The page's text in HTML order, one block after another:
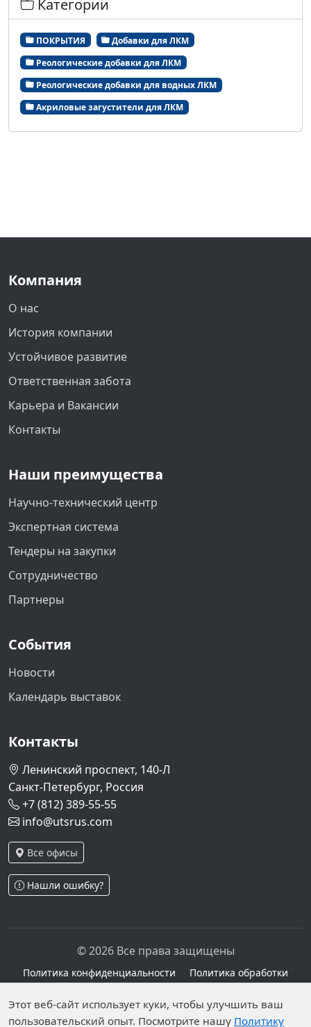
Категории
ПОКРЫТИЯ
Добавки для ЛКМ
Реологические добавки для ЛКМ
Реологические добавки для водных ЛКМ
Акриловые загустители для ЛКМ
Компания
О нас
История компании
Устойчивое развитие
Ответственная забота
Карьера и Вакансии
Контакты
Наши преимущества
Научно-технический центр
Экспертная система
Тендеры на закупки
Сотрудничество
Партнеры
События
Новости
Календарь выставок
Контакты
Ленинский проспект, 140-Л
Санкт-Петербург, Россия
+7 (812) 389-55-55
info@utsrus.com
Все офисы
Нашли ошибку?
© 2026 Все права защищены
Политика конфиденциальности
Политика обработки
персональных данных
Персональные данные опубликованы на сайте при
наличии правовых оснований в соответствии с ч.1
Этот веб-сайт использует куки, чтобы улучшить ваш
пользовательский опыт. Посмотрите нашу Политику